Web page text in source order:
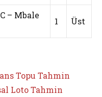
– Mbale
1 Üst
Topu Tahmin
Loto Tahmin